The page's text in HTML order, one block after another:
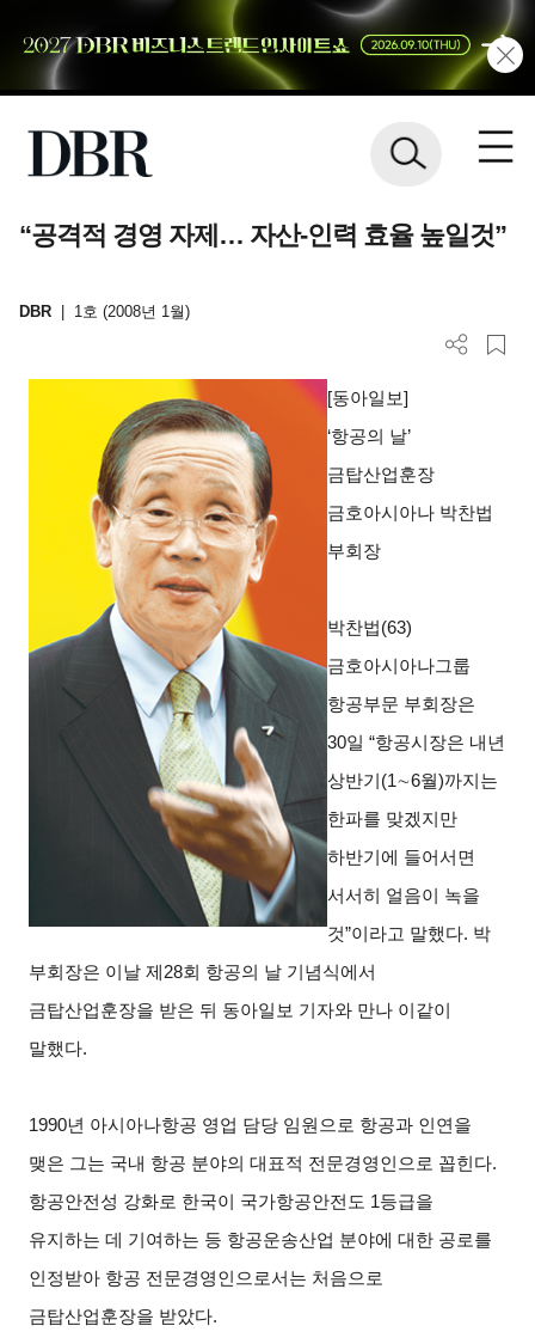
“공격적 경영 자제… 자산-인력 효율 높일것”
DBR 1호 (2008년 1월)
[동아일보]
‘항공의 날’
금탑산업훈장
금호아시아나 박찬법
부회장
박찬법(63)
금호아시아나그룹
항공부문 부회장은
30일 “항공시장은 내년
상반기(1∼6월)까지는
한파를 맞겠지만
하반기에 들어서면
서서히 얼음이 녹을
것”이라고 말했다. 박
부회장은 이날 제28회 항공의 날 기념식에서
금탑산업훈장을 받은 뒤 동아일보 기자와 만나 이같이
말했다.
1990년 아시아나항공 영업 담당 임원으로 항공과 인연을
맺은 그는 국내 항공 분야의 대표적 전문경영인으로 꼽힌다.
항공안전성 강화로 한국이 국가항공안전도 1등급을
유지하는 데 기여하는 등 항공운송산업 분야에 대한 공로를
인정받아 항공 전문경영인으로서는 처음으로
금탑산업훈장을 받았다.